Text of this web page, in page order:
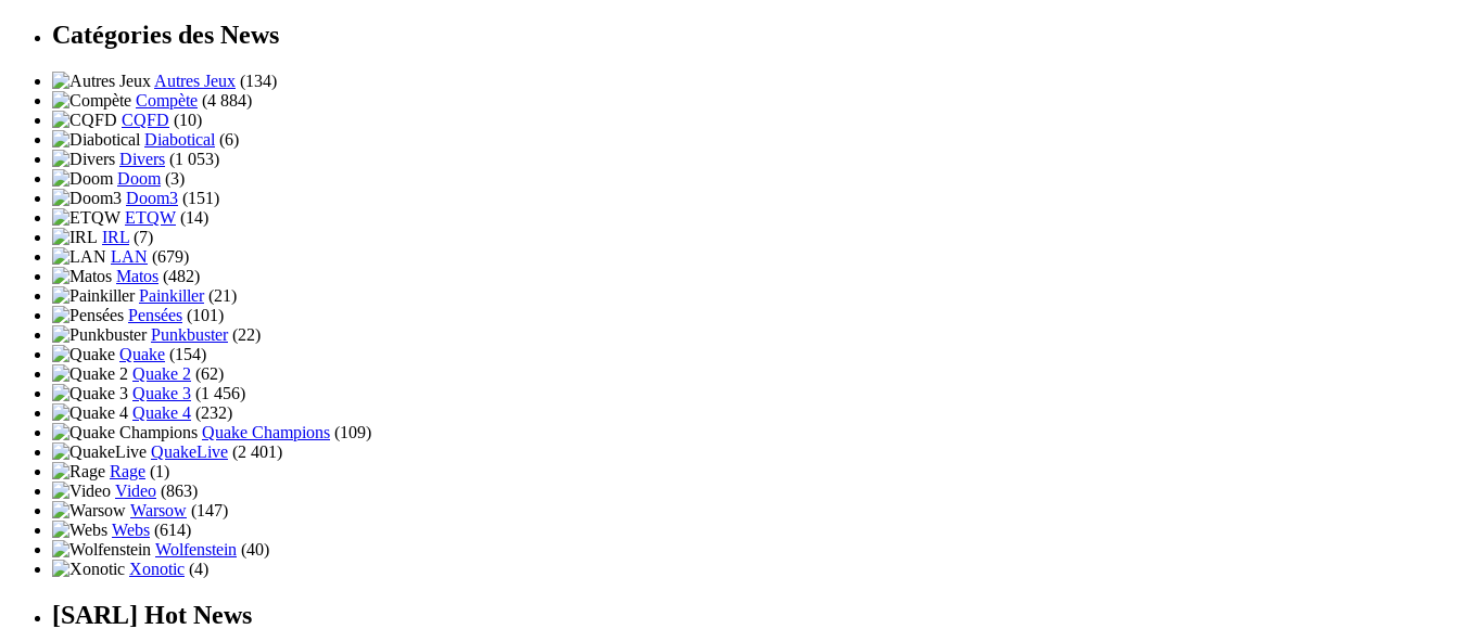
Catégories des News
Autres Jeux (134)
Compète (4 884)
CQFD (10)
Diabotical (6)
Divers (1 053)
Doom (3)
Doom3 (151)
ETQW (14)
IRL (7)
LAN (679)
Matos (482)
Painkiller(21)
Pensées (101)
Punkbuster(22)
Quake (154)
Quake 2 (62)
Quake 3 (1 456)
Quake 4 (232)
Quake Champions (109)
QuakeLive (2 401)
Rage (1)
Video (863)
Warsow (147)
Webs (614)
Wolfenstein (40)
Xonotic (4)
[SARL] Hot News